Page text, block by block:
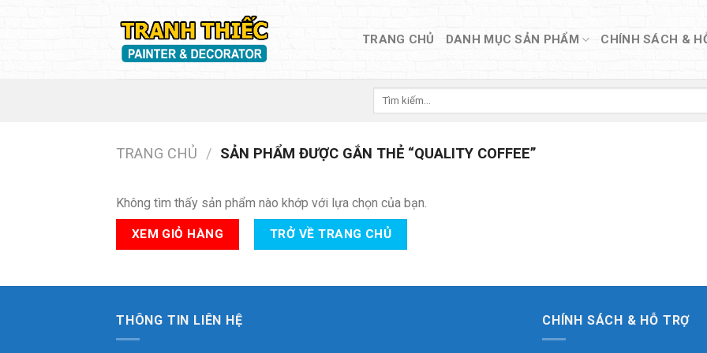
TRANG CHỦ DANH MỤC SẢN PHẨM CHÍNH SÁCH &
Tìm
TRANG CHỦ / SẢN PHẨM ĐƯỢC GẮN THẺ “QUALITY COFFEE”
Không tìm thấy sản phẩm nào khớp với lựa chọn của bạn.
XEM GIỎ HÀNG TRỞ VỀ TRANG CHỦ
THÔNG TIN LIÊN HỆ CHÍNH SÁCH & HỖ TRỢ